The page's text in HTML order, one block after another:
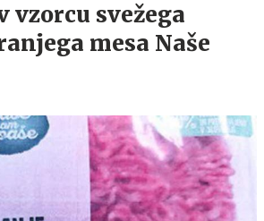
vzorcu svežega
mesa Naše